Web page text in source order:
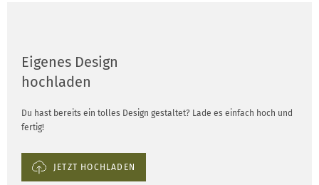
Eigenes Design
hochladen
Du hast bereits ein tolles Design gestaltet? Lade es einfach hoch und
fertig!
JETZT HOCHLADEN